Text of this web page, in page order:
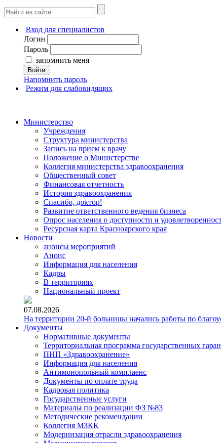
Вход для специалистов
Логин
Пароль
запомнить меня
Войти
Напомнить пароль
Режим для слабовидящих
Министерство
Учреждения
Структура министерства
Запись на прием к врачу
Положение о Министерстве
Коллегия министерства здравоохранения
Общественный совет
Финансовая отчетность
История здравоохранения
Спасибо, доктор!
Развитие ответственного ведения бизнеса
Опрос населения о доступности и
Ресурсная карта Красноярского края
Новости
анонсы мероприятий
Анонс
Информация для населения
Кадры
В территориях
Национальный проект
07.08.2026
На территории 20-й больницы начались работы по
Документы
Нормативные документы
Территориальная программа государственных
ПНП «Здравоохранение»
Информация для населения
Антимонопольный комплаенс
Документы по оплате труда
Кадровая политика
Государственные услуги
Материалы по реализации ФЗ №83
Методические рекомендации
Коллегия МЗКК
Модернизация отрасли здравоохранения